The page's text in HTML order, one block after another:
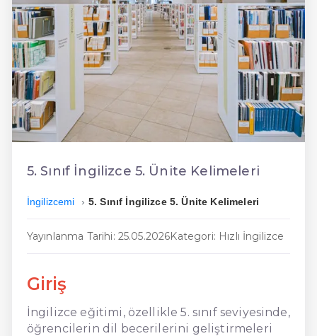
İngilizce
Dil Eğitimi
En Hızlı İngilizce
En Kolay İngilizce
En Ucuz İngilizce
En Uygun İngilizce
Hızlı İngilizce
5. Sınıf İngilizce 5. Ünite Kelimeleri
İngilizcemi 5. Sınıf İngilizce 5. Ünite Kelimeleri
Yayınlanma Tarihi: 25.05.2026Kategori: Hızlı İngilizce
Giriş
İngilizce eğitimi, özellikle 5. sınıf seviyesinde,
öğrencilerin dil becerilerini geliştirmeleri